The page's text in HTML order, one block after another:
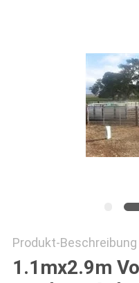
Produkt-Beschreibung
1.1mx2.9m